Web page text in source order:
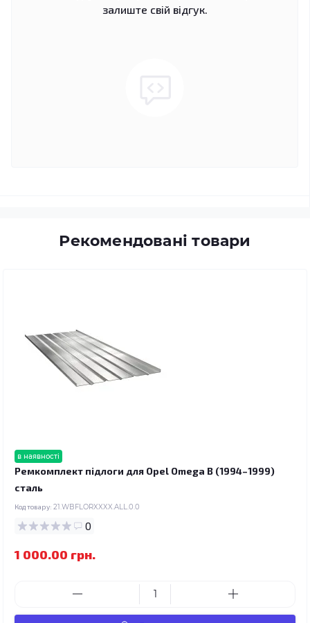
залиште свій відгук.
Рекомендовані товари
в наявності
Ремкомплект підлоги для Opel Omega B (1994–1999)
сталь
Код товару: 21.WBFLORXXXX.ALL.0.0
0
1 000.00 грн.